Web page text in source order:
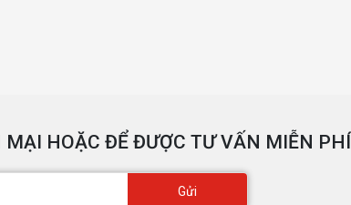
HOẶC ĐỂ ĐƯỢC TƯ VẤN MIỄN PHÍ
Gửi